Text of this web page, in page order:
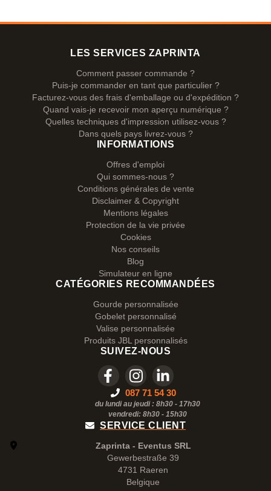
LES SERVICES ZAPRINTA
Comment passer commande ?
Puis-je commander en tant que particulier ?
Facturez-vous des frais d'emballage ou d'expédition ?
Quand vais-je recevoir mon aperçu numérique ?
Quelles techniques d'impression utilisez-vous ?
Dans quels pays livrez-vous ?
INFORMATIONS
Offres d'emploi
Qui sommes-nous ?
Conditions générales de vente
Disclaimer & Copyright
Mentions légales
Protection de la vie privée
Cookies
Nos conseils
Blog
Simulateur en ligne
CATÉGORIES RECOMMANDÉES
Gourde personnalisée
Gobelet personnalisé
Valise personnalisée
Produits JBL personnalisés
SUIVEZ-NOUS
087 71 54 30
du lundi au jeudi : 8h30 - 17h30
vendredi: 8h30 - 15h30
SERVICE CLIENT
Zaprinta - Eventus SRL
Gewerbestraße 39
4731 Raeren
Belgique